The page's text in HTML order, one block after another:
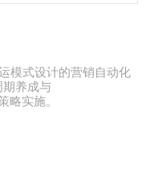
模式设计的营销自动化
期养成与
略实施。